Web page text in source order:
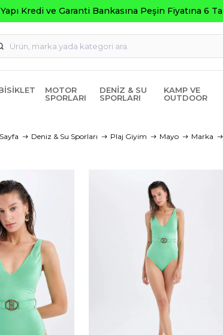
MOTOR
SPORLARI
DENIZ & SU
SPORLARI
KAMP VE
OUTDOOR
Deniz & Su Sporları Plaj Giyim Mayo Marka